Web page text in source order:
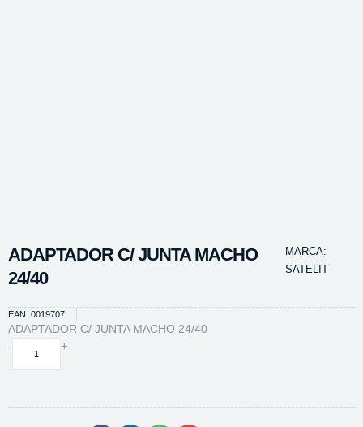
ADAPTADOR C/ JUNTA MACHO
24/40
MARCA:
SATELIT
EAN: 0019707
ADAPTADOR C/ JUNTA MACHO 24/40
-
ADAPTADOR
+